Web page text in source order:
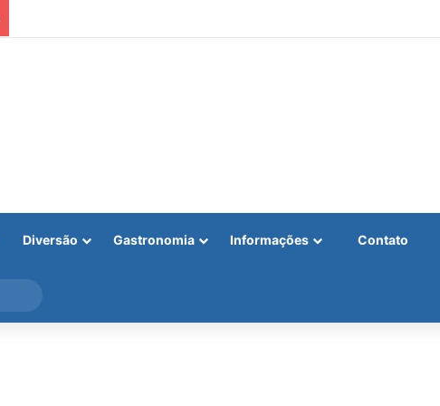
Diversão Gastronomia Informações Contato
por